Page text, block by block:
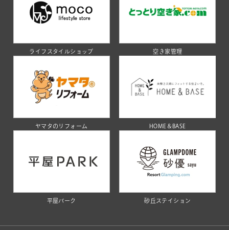
ライフスタイルショップ 空き家管理
ヤマタのリフォーム HOME＆BASE
平屋パーク 砂丘ステイション